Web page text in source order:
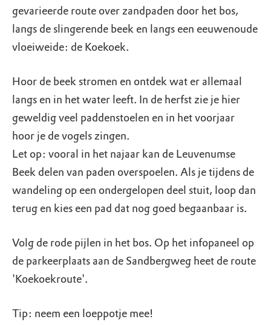
gevarieerde route over zandpaden door het bos,
langs de slingerende beek en langs een eeuwenoude
vloeiweide: de Koekoek.
Hoor de beek stromen en ontdek wat er allemaal
langs en in het water leeft. In de herfst zie je hier
geweldig veel paddenstoelen en in het voorjaar
hoor je de vogels zingen.
Let op: vooral in het najaar kan de Leuvenumse
Beek delen van paden overspoelen. Als je tijdens de
wandeling op een ondergelopen deel stuit, loop dan
terug en kies een pad dat nog goed begaanbaar is.
Volg de rode pijlen in het bos. Op het infopaneel op
de parkeerplaats aan de Sandbergweg heet de route
'Koekoekroute'.
Tip: neem een loeppotje mee!